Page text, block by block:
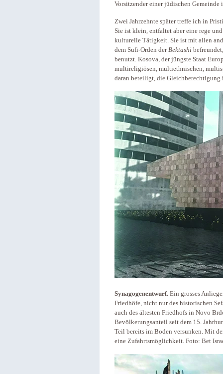
Vorsitzender einer jüdischen Gemeinde
Zwei Jahrzehnte später treffe ich in
Sie ist klein, entfaltet aber eine rege
kulturelle Tätigkeit. Sie ist mit allen
dem Sufi-Orden derBektashi
benutzt. Kosova, der jüngste Staat
multireligiösen, multiethnischen,
daran beteiligt, die
Synagogenentwurf. Ein grosses
Friedhöfe, nicht nur des historischen
auch des ältesten Friedhofs in Novo
Bevölkerungsanteil seit dem 15.
Teil bereits im Boden versunken. Mit
eine Zufahrtsmöglichkeit. Foto: Bet